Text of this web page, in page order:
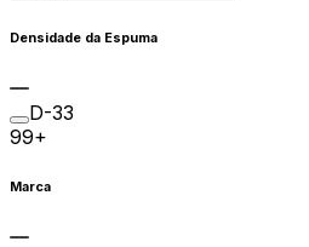
Densidade da Espuma
D-33
99+
Marca